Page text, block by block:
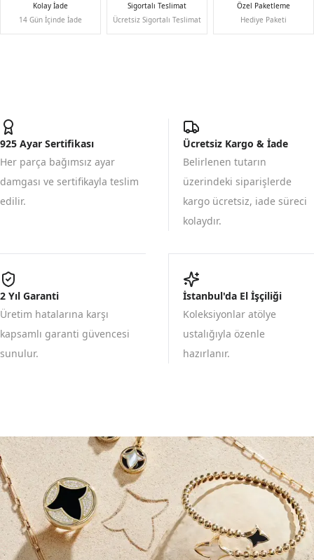
Kolay İade
14 Gün İçinde İade
Sigortalı Teslimat
Ücretsiz Sigortalı Teslimat
Özel Paketleme
Hediye Paketi
925 Ayar Sertifikası
Her parça bağımsız ayar
damgası ve sertifikayla teslim
edilir.
Ücretsiz Kargo & İade
Belirlenen tutarın
üzerindeki siparişlerde
kargo ücretsiz, iade süreci
kolaydır.
2 Yıl Garanti
Üretim hatalarına karşı
kapsamlı garanti güvencesi
sunulur.
İstanbul'da El İşçiliği
Koleksiyonlar atölye
ustalığıyla özenle
hazırlanır.